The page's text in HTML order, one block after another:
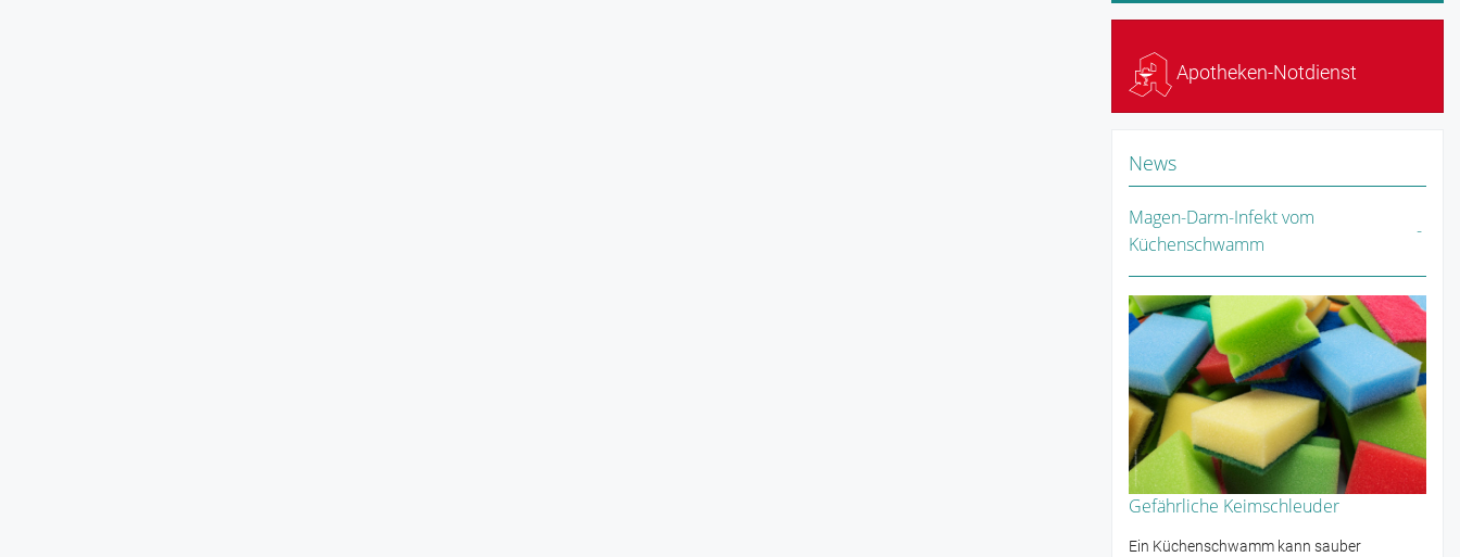
Apotheken-Notdienst
News
Magen-Darm-Infekt vom
Küchenschwamm
Gefährliche Keimschleuder
Ein Küchenschwamm kann sauber